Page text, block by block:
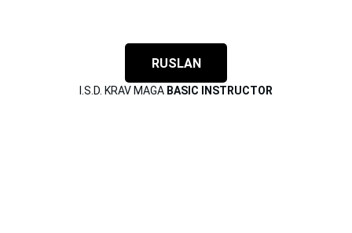
RUSLAN
I.S.D. KRAV MAGA BASIC INSTRUCTOR